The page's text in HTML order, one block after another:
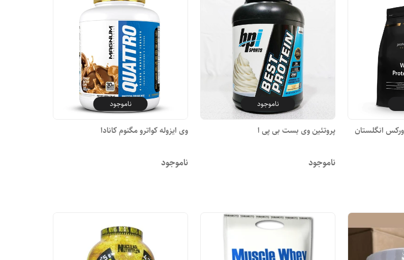
ناموجود
پروتئین وی بست بی پی ا
ناموجود
ناموجود
وی ایزوله کواترو مگنوم کانادا
ناموجود